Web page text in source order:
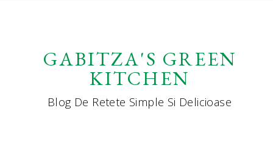
GABITZA'S GREEN
KITCHEN
Blog De Retete Simple Si Delicioase